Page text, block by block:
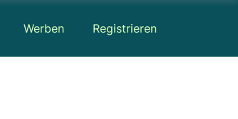
Werben Registrieren